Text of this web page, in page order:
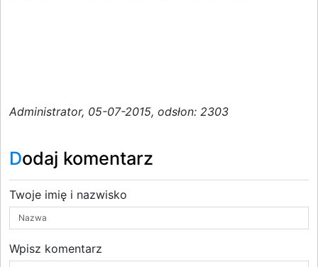
Administrator, 05-07-2015, odsłon: 2303
Dodaj komentarz
Twoje imię i nazwisko
Wpisz komentarz